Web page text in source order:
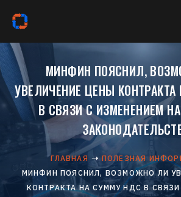
МИНФИН ПОЯСНИЛ,
УВЕЛИЧЕНИЕ ЦЕНЫ
В СВЯЗИ С ИЗМЕНЕНИЕМ
ГЛАВНАЯ
ПОЛЕЗНАЯ
МИНФИН ПОЯСНИЛ, ВОЗМОЖНО ЛИ
КОНТРАКТА НА СУММУ НДС В